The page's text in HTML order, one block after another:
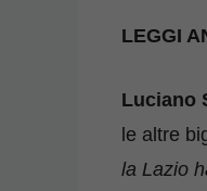
LEGGI
Luciano
le altre
la Lazio